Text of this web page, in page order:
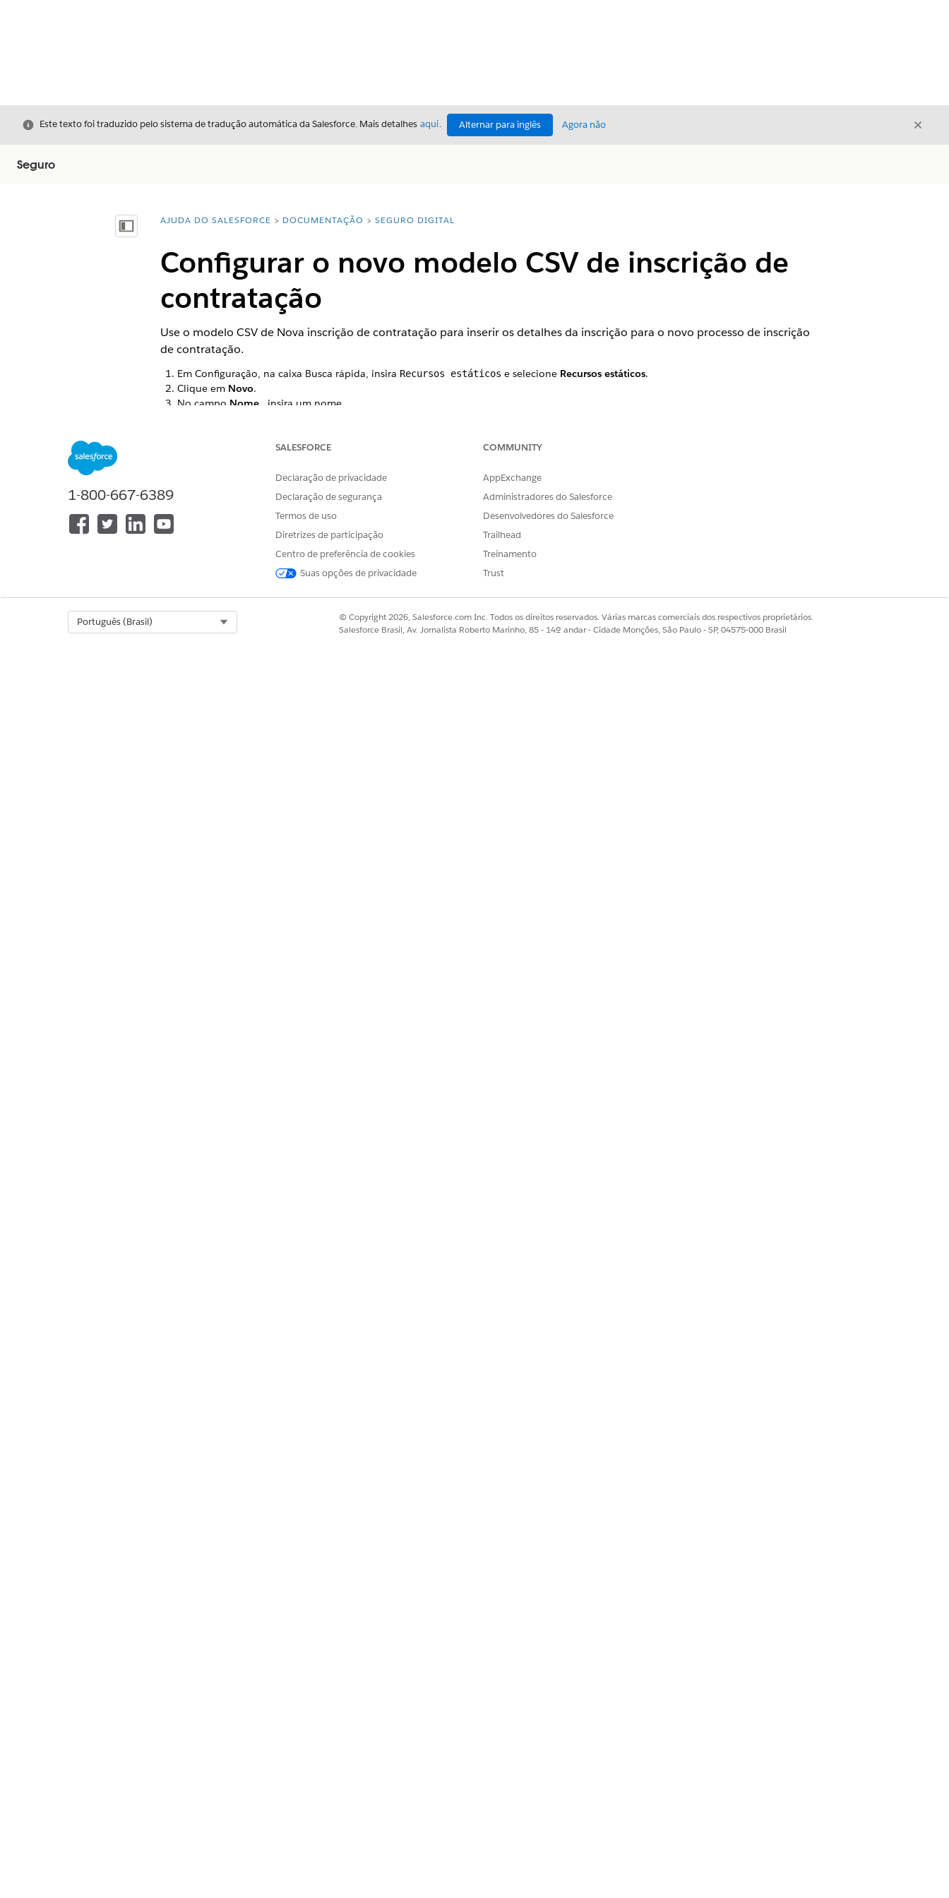
Fechar
Este texto foi traduzido pelo sistema de tradução automática da Salesforce. Mais detalhes aqui. Alternar para inglês Agora não Fechar
Seguro
Mostrar índiceVocê está aqui:
AJUDA DO SALESFORCE DOCUMENTAÇÃO SEGURO DIGITAL
Configurar o novo modelo CSV de inscrição de
contratação
Use o modelo CSV de Nova inscrição de contratação para inserir os detalhes da inscrição para o novo processo de inscrição
de contratação.
Em Configuração, na caixa Busca rápida, insira Recursos estáticos e selecione Recursos estáticos.
Clique em Novo.
No campo Nome
, insira um nome.
Especifique o nome do recurso estático no campo
Novo modelo CSV de contratação
ESTE ARTIGO RESOLVEU SEU PROBLEMA?
Diga-nos para podermos melhorar!
1-800-667-6389
SALESFORCE
Declaração de privacidade
Declaração de segurança
Termos de uso
Diretrizes de participação
Centro de preferência de cookies
Suas opções de privacidade
COMMUNITY
AppExchange
Administradores do Salesforce
Desenvolvedores do Salesforce
Trailhead
Treinamento
Trust
Português (Brasil)
© Copyright 2026, Salesforce.com Inc. Todos os direitos reservados. Várias marcas comerciais dos respectivos proprietários.
Salesforce Brasil, Av. Jornalista Roberto Marinho, 85 - 14º andar - Cidade Monções, São Paulo - SP, 04575-000 Brasil